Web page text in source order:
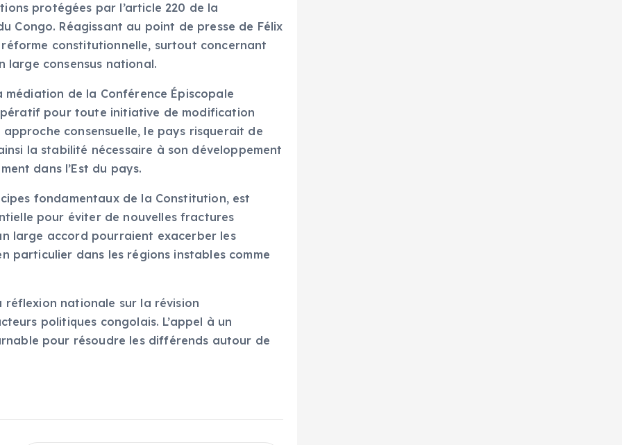
protégées par l’article 220 de la
Congo. Réagissant au point de presse de Félix
réforme constitutionnelle, surtout concernant
large consensus national.
de la Conférence Épiscopale
pour toute initiative de modification
consensuelle, le pays risquerait de
la stabilité nécessaire à son développement
dans l’Est du pays.
fondamentaux de la Constitution, est
pour éviter de nouvelles fractures
large accord pourraient exacerber les
particulier dans les régions instables comme
réflexion nationale sur la révision
politiques congolais. L’appel à un
pour résoudre les différends autour de